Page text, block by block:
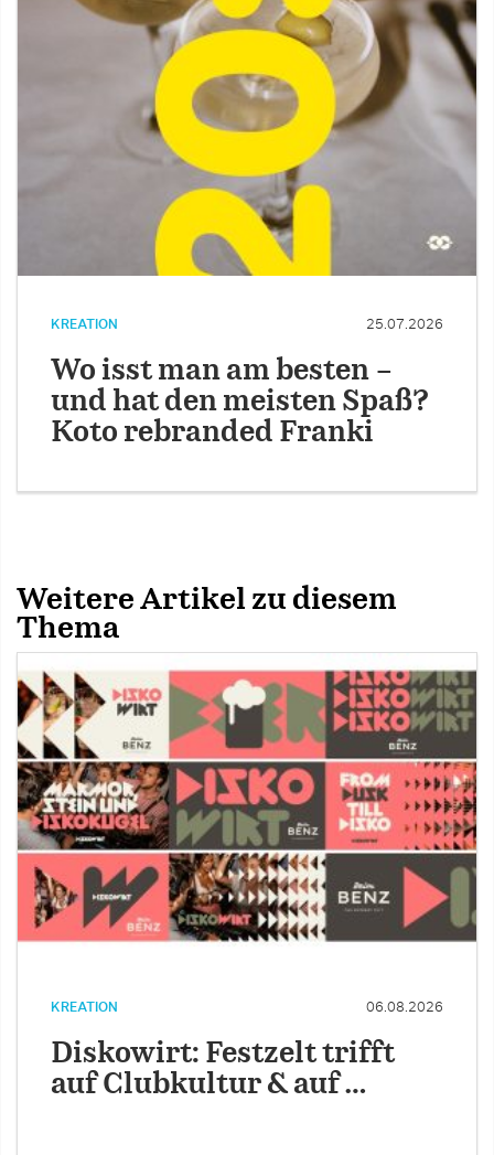
KREATION 25.07.2026
Wo isst man am besten –
und hat den meisten Spaß?
Koto rebranded Franki
Weitere Artikel zu diesem
Thema
KREATION 06.08.2026
Diskowirt: Festzelt trifft
auf Clubkultur & auf …